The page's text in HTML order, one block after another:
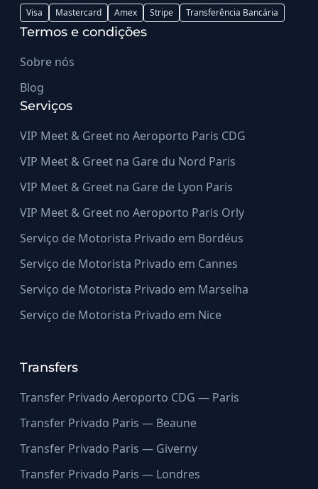
Visa
Mastercard Amex Stripe Transferência Bancária
Termos e condições
Sobre nós
Blog
Serviços
VIP Meet & Greet no Aeroporto Paris CDG
VIP Meet & Greet na Gare du Nord Paris
VIP Meet & Greet na Gare de Lyon Paris
VIP Meet & Greet no Aeroporto Paris Orly
Serviço de Motorista Privado em Bordéus
Serviço de Motorista Privado em Cannes
Serviço de Motorista Privado em Marselha
Serviço de Motorista Privado em Nice
Transfers
Transfer Privado Aeroporto CDG — Paris
Transfer Privado Paris — Beaune
Transfer Privado Paris — Giverny
Transfer Privado Paris — Londres